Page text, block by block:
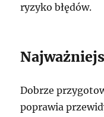
ryzyko błędów.
Dobrze
poprawia